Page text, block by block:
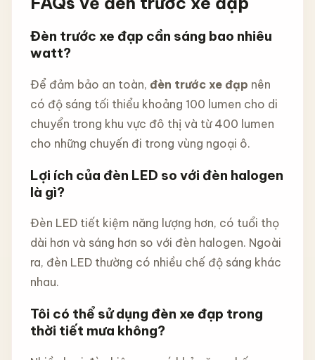
Đèn trước xe đạp cần sáng bao nhiêu
watt?
Để đảm bảo an toàn, đèn trước xe đạp nên
có độ sáng tối thiểu khoảng 100 lumen cho di
chuyển trong khu vực đô thị và từ 400 lumen
cho những chuyến đi trong vùng ngoại ô.
Lợi ích của đèn LED so với đèn halogen
là gì?
Đèn LED tiết kiệm năng lượng hơn, có tuổi thọ
dài hơn và sáng hơn so với đèn halogen. Ngoài
ra, đèn LED thường có nhiều chế độ sáng khác
nhau.
Tôi có thể sử dụng đèn xe đạp trong
thời tiết mưa không?